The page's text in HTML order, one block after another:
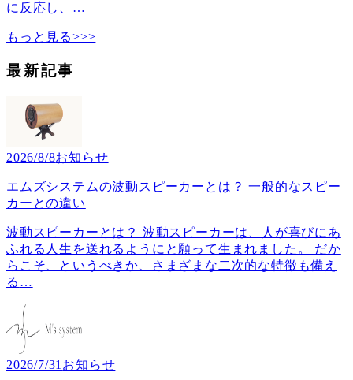
に反応し、 …
もっと見る>>>
最新記事
2026/8/8お知らせ
エムズシステムの波動スピーカーとは？ 一般的なスピー
カーとの違い
波動スピーカーとは？ 波動スピーカーは、人が喜びにあ
ふれる人生を送れるようにと願って生まれました。 だか
らこそ、というべきか、さまざまな二次的な特徴も備え
る …
2026/7/31 お知らせ